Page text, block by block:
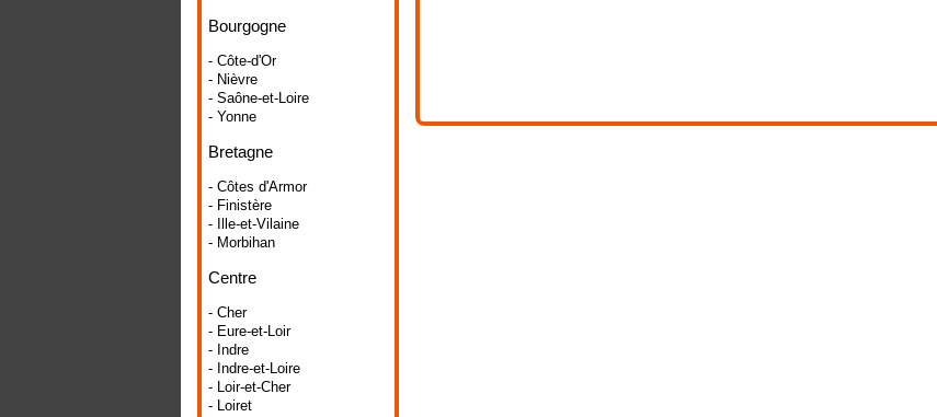
Bourgogne
- Côte-d'Or
- Nièvre
- Saône-et-Loire
- Yonne
Bretagne
- Côtes d'Armor
- Finistère
- Ille-et-Vilaine
- Morbihan
Centre
- Cher
- Eure-et-Loir
- Indre
- Indre-et-Loire
- Loir-et-Cher
- Loiret